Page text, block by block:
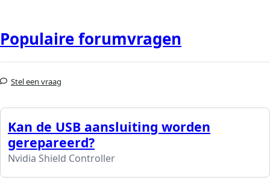
Populaire forumvragen
Stel een vraag
Kan de USB aansluiting worden
gerepareerd?
Nvidia Shield Controller